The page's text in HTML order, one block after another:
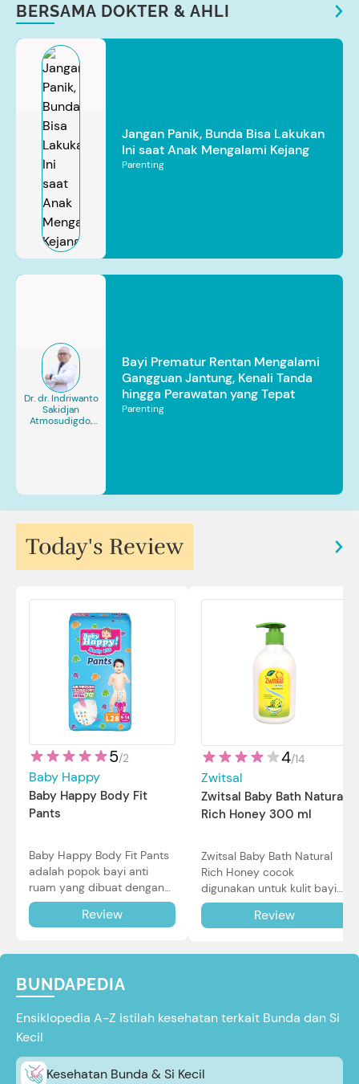
BERSAMA DOKTER & AHLI
Jangan Panik, Bunda Bisa Lakukan
Ini saat Anak Mengalami Kejang
Parenting
Dr. dr. Indriwanto
Sakidjan
Atmosudigdo,
Bayi Prematur Rentan Mengalami
Gangguan Jantung, Kenali Tanda
hingga Perawatan yang Tepat
Parenting
Today's Review
5/2
Baby Happy
Baby Happy Body Fit
Pants
Baby Happy Body Fit Pants
adalah popok bayi anti
ruam yang dibuat dengan
teknologi Air Through
Technology.Review
4/14
Zwitsal
Zwitsal Baby Bath Natural
Rich Honey 300 ml
Zwitsal Baby Bath Natural
Rich Honey cocok
digunakan untuk kulit bayi
baru lahir bahkan kulit
sensitif sekalipun. Simak
Review
BUNDAPEDIA
Ensiklopedia A-Z istilah kesehatan terkait Bunda dan Si
Kecil
Kesehatan Bunda & Si Kecil